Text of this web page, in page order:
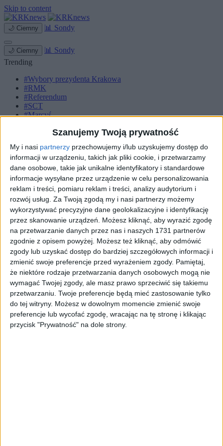
Szanujemy Twoją prywatność
My i nasi partnerzy przechowujemy i/lub uzyskujemy dostęp do
informacji w urządzeniu, takich jak pliki cookie, i przetwarzamy
dane osobowe, takie jak unikalne identyfikatory i standardowe
informacje wysyłane przez urządzenie w celu personalizowania
reklam i treści, pomiaru reklam i treści, analizy audytorium i
rozwój usług. Za Twoją zgodą my i nasi partnerzy możemy
wykorzystywać precyzyjne dane geolokalizacyjne i identyfikację
przez skanowanie urządzeń. Możesz kliknąć, aby wyrazić zgodę
na przetwarzanie danych przez nas i naszych 1731 partnerów
zgodnie z opisem powyżej. Możesz też kliknąć, aby odmówić
zgody lub uzyskać dostęp do bardziej szczegółowych informacji i
zmienić swoje preferencje przed wyrażeniem zgody. Pamiętaj,
że niektóre rodzaje przetwarzania danych osobowych mogą nie
wymagać Twojej zgody, ale masz prawo sprzeciwić się takiemu
przetwarzaniu. Twoje preferencje będą mieć zastosowanie tylko
do tej witryny. Możesz w dowolnym momencie zmienić swoje
preferencje lub wycofać zgodę, wracając na tę stronę i klikając
przycisk "Prywatność" na dole strony.
Skip to content
🌙 Ciemny 📊 Sondy
🌙 Ciemny 📊 Sondy
Trending
#Wybory prezydenta Krakowa
#RMK
#Referendum
#SCT
#Marcyś
Strona główna
Komunikacja
Zieleń
Inwestycje
Biznes
Sport
Małopolska
Kryminalne
Tag #wielka środa
#wielka środa
Najnowsze
Sortuj:
Kategoria:
TOPNajnowsze · 17 kwi 2019